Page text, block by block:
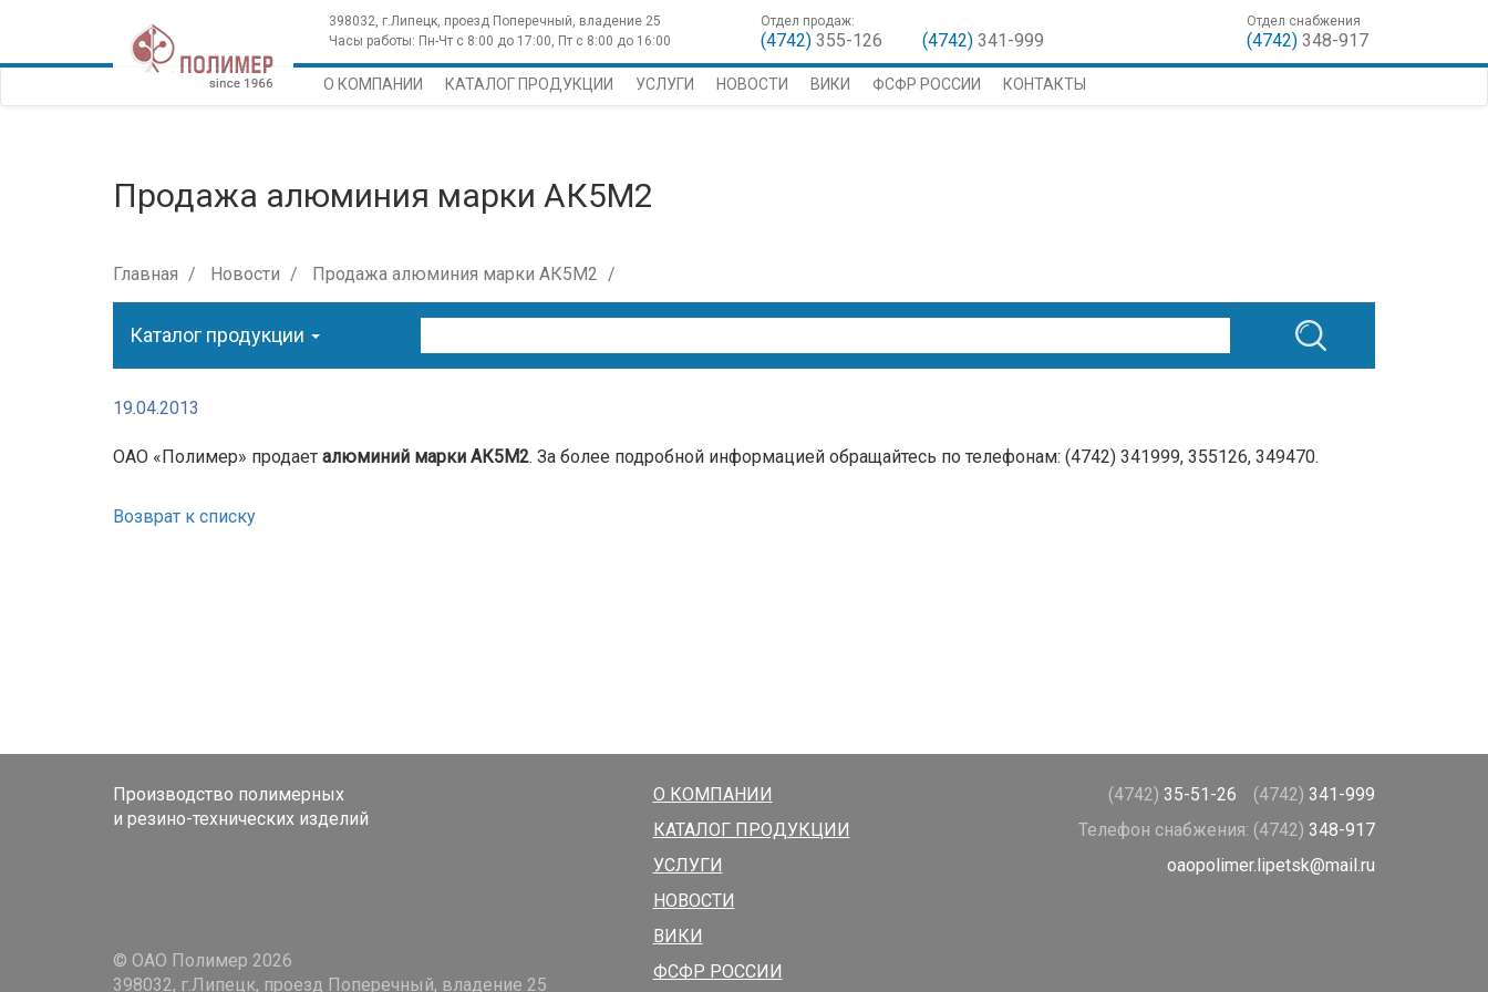
398032, г.Липецк, проезд Поперечный, владение 25
Часы работы: Пн-Чт с 8:00 до 17:00, Пт с 8:00 до 16:00
Отдел продаж:
(4742) 355-126 (4742) 341-999
Отдел снабжения
(4742)348-917
О КОМПАНИИ КАТАЛОГ ПРОДУКЦИИ УСЛУГИ НОВОСТИ ВИКИ ФСФР РОССИИ КОНТАКТЫ
Продажа алюминия марки АК5М2
Главная Новости Продажа алюминия марки АК5М2
Каталог продукции
19.04.2013
ОАО «Полимер» продает алюминий марки АК5М2. За более подробной информацией обращайтесь по телефонам: (4742) 341999, 355126, 349470.
Возврат к списку
Производство полимерных
и резино-технических изделий
© ОАО Полимер 2026
398032, г.Липецк, проезд Поперечный, владение 25
О КОМПАНИИ
КАТАЛОГ ПРОДУКЦИИ
УСЛУГИ
НОВОСТИ
ВИКИ
ФСФР РОССИИ
(4742) 35-51-26 (4742) 341-999
Телефон снабжения: (4742) 348-917
oaopolimer.lipetsk@mail.ru